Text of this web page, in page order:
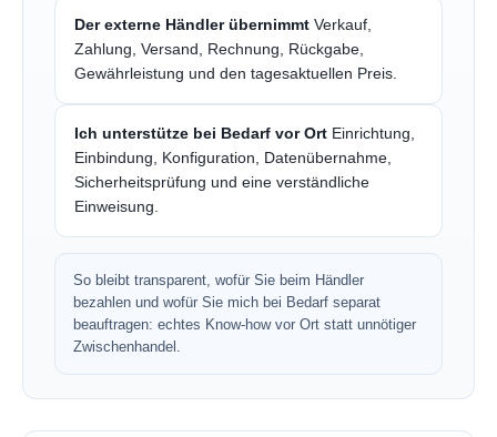
Der externe Händler übernimmt Verkauf,
Zahlung, Versand, Rechnung, Rückgabe,
Gewährleistung und den tagesaktuellen Preis.
Ich unterstütze bei Bedarf vor Ort Einrichtung,
Einbindung, Konfiguration, Datenübernahme,
Sicherheitsprüfung und eine verständliche
Einweisung.
So bleibt transparent, wofür Sie beim Händler
bezahlen und wofür Sie mich bei Bedarf separat
beauftragen: echtes Know-how vor Ort statt unnötiger
Zwischenhandel.